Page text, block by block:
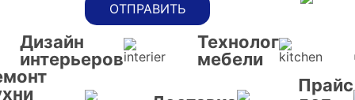
ОТПРАВИТЬ
Дизайн
интерьеров
Технолог
мебели
Прайс